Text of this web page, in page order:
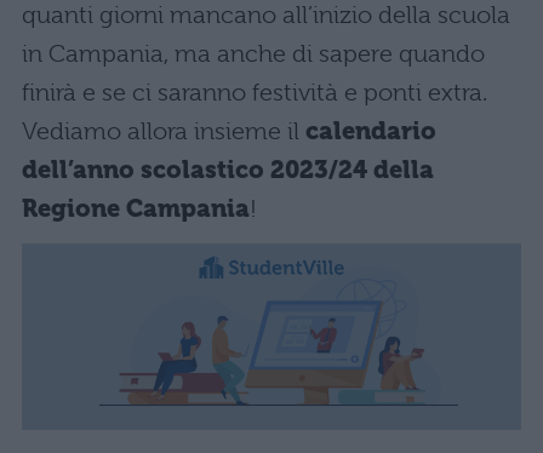
quanti giorni mancano all’inizio della scuola
in Campania, ma anche di sapere quando
finirà e se ci saranno festività e ponti extra.
Vediamo allora insieme il calendario
dell’anno scolastico 2023/24 della
Regione Campania!